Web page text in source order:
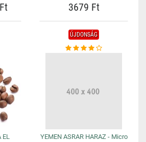
3679 Ft
EL
ÚJDONSÁG
YEMEN ASRAR HARAZ - Micro